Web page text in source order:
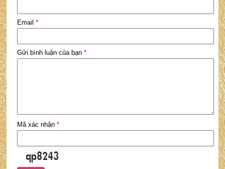
Email *
Gửi bình luận của bạn *
Mã xác nhận *